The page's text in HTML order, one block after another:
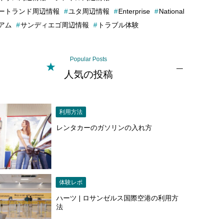
トランド周辺情報
ユタ周辺情報 Enterprise
National
ム
サンディエゴ周辺情報 トラブル体験
Popular Posts
人気の投稿
利用方法
レンタカーのガソリンの入れ方
体験レポ
ハーツ | ロサンゼルス国際空港の利用方
法